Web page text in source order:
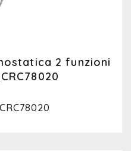
2 funzioni
CRC78020